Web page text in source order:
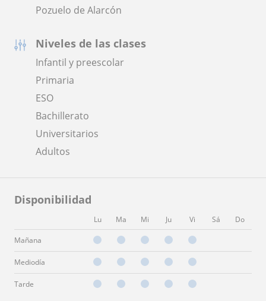
Pozuelo de Alarcón
Niveles de las clases
Infantil y preescolar
Primaria
ESO
Bachillerato
Universitarios
Adultos
Disponibilidad
Lu Ma Mi Ju Vi Sá Do
Mañana
Mediodía
Tarde